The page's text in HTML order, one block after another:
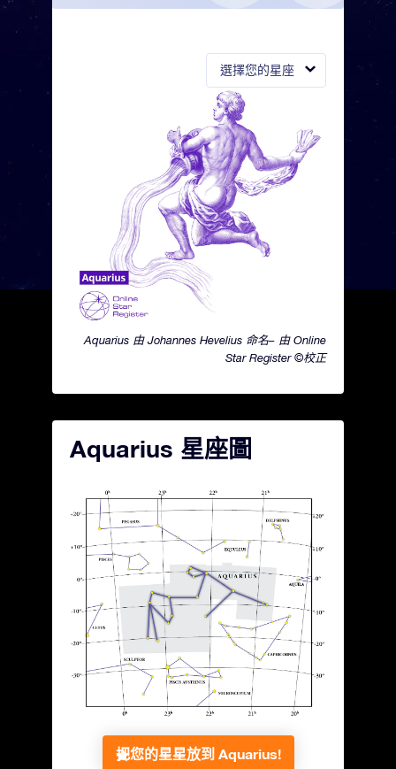
選擇您的星座
Aquarius 由 Johannes Hevelius 命名– 由 Online
Star Register ©校正
Aquarius 星座圖
把您的星星放到 Aquarius!